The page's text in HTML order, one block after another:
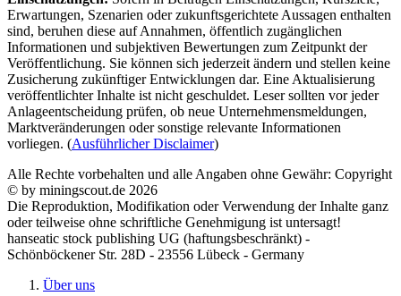
Erwartungen, Szenarien oder zukunftsgerichtete Aussagen enthalten
sind, beruhen diese auf Annahmen, öffentlich zugänglichen
Informationen und subjektiven Bewertungen zum Zeitpunkt der
Veröffentlichung. Sie können sich jederzeit ändern und stellen keine
Zusicherung zukünftiger Entwicklungen dar. Eine Aktualisierung
veröffentlichter Inhalte ist nicht geschuldet. Leser sollten vor jeder
Anlageentscheidung prüfen, ob neue Unternehmensmeldungen,
Marktveränderungen oder sonstige relevante Informationen
vorliegen. (Ausführlicher Disclaimer)
Alle Rechte vorbehalten und alle Angaben ohne Gewähr: Copyright
© by miningscout.de 2026
Die Reproduktion, Modifikation oder Verwendung der Inhalte ganz
oder teilweise ohne schriftliche Genehmigung ist untersagt!
hanseatic stock publishing UG (haftungsbeschränkt) -
Schönböckener Str. 28D - 23556 Lübeck - Germany
Über uns